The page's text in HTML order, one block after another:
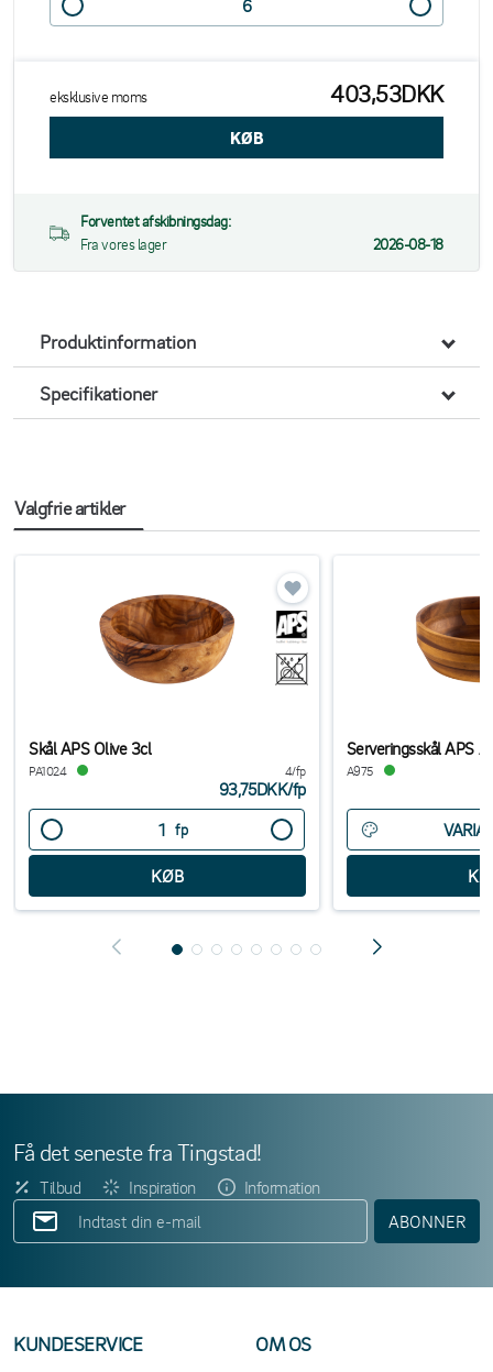
eksklusive moms 403,53DKK
Forventet afskibningsdag:
Fra vores lager
2026-08-18
Produktinformation
Specifikationer
Valgfrie artikler
Skål APS Olive 3cl
PA1024 4/fp
93,75DKK/fp
fp
Serveringsskål APS
A975
Få det seneste fra Tingstad!
Tilbud Inspiration
Information
ABONNER
KUNDESERVICE
OM OS